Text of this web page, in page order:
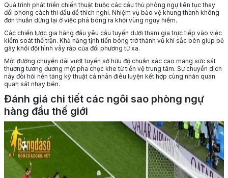
Quá trình phát triển chiến thuật buộc các cầu thủ phòng ngự liên tục thay
đổi phong cách thi đấu để thích nghi. Nhiệm vụ bảo vệ khung thành không
đơn thuần dừng lại ở việc phá bóng ra khỏi vùng nguy hiểm.
Các chiến lược gia hàng đầu yêu cầu tuyến dưới tham gia trực tiếp vào việc
kiểm soát thế trận. Khả năng tịnh tiến bóng trở thành vũ khí sắc bén giúp bẻ
gãy khối đội hình vây ráp của đối phương từ xa.
Một đường chuyền dài vượt tuyến sở hữu độ chuẩn xác cao mang sức sát
thương tương đương một pha chọc khe từ tiền vệ trung tâm. Sự chuyển dịch
này đòi hỏi nền tảng kỹ thuật cá nhân điêu luyện kết hợp cùng nhãn quan
quan sát nhạy bén.
Đánh giá chi tiết các ngôi sao phòng ngự
hàng đầu thế giới